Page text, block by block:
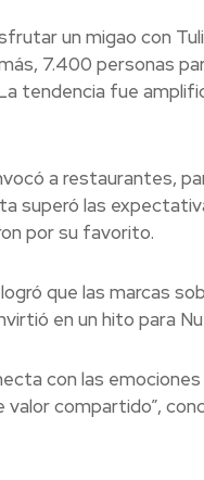
un migao con
7.400 personas
tendencia fue
a restaurantes,
superó las
por su favorito.
que las marcas
en un hito para
con las
compartido”,